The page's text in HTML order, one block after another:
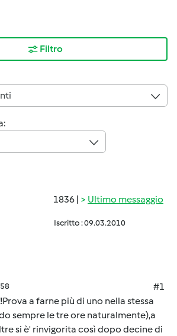
Filtro
1836 | Ultimo messaggio
Iscritto : 09.03.2010
#1
a farne più di uno nella stessa
sempre le tre ore naturalmente),a
si è' rinvigorita così dopo decine di